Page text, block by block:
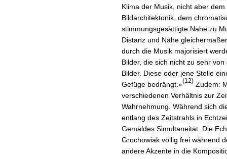
Klima der Musik, nicht aber
Bildarchitektonik, dem
stimmungsgesättigte Nähe zu
Distanz und Nähe
durch die Musik majorisiert
Bilder, die sich nicht zu sehr
Bilder. Diese oder jene Stelle
Gefüge bedrängt.«(12) Zudem:
verschiedenen Verhältnis zur
Wahrnehmung. Während sich
entlang des Zeitstrahls in
Gemäldes Simultaneität. Die
Grochowiak völlig frei während
andere Akzente in die